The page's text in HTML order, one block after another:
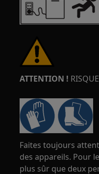
ATTENTION !
Faites toujours
des appareils. Pour
plus sûr que deux